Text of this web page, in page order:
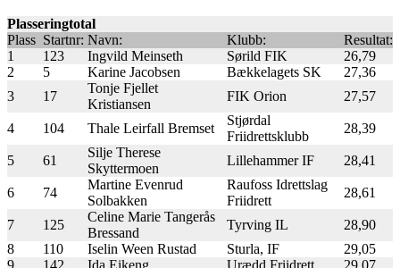
Plasseringtotal
Plass Startnr: Navn: Klubb:
Resultat:
1
123 Ingvild Meinseth Sørild FIK
26,79
2
5 Karine Jacobsen Bækkelagets SK
27,36
3
17
Tonje Fjellet
Kristiansen
FIK Orion 27,57
4 104 Thale Leirfall Bremset
Stjørdal
Friidrettsklubb
28,39
5 61
Silje Therese
Skyttermoen
Lillehammer IF 28,41
6 74
Martine Evenrud
Solbakken
Raufoss Idrettslag
Friidrett
28,61
7 125
Celine Marie Tangerås
Bressand
Tyrving IL
28,90
8
110 Iselin Ween Rustad Sturla, IF
29,05
9
142 Ida Eikeng Urædd Friidrett
29,07